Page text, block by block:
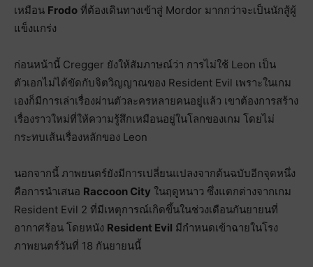
เหมือน Frodo ที่ต้องเดินทางเข้าสู่ Mordor มากกว่าจะเป็นนักสู้ผู้
แข็งแกร่ง
ก่อนหน้านี้ Cregger ยังให้สัมภาษณ์ว่า การไม่ใช้ Leon เป็น
ตัวเอกไม่ได้ขัดกับจิตวิญญาณของ Resident Evil เพราะในเกม
เองก็มีการเล่าเรื่องผ่านตัวละครหลายคนอยู่แล้ว เขาต้องการสร้าง
เรื่องราวใหม่ที่ให้ความรู้สึกเหมือนอยู่ในโลกของเกม โดยไม่
กระทบเส้นเรื่องหลักของ Leon
นอกจากนี้ ภาพยนตร์ยังมีการเปลี่ยนแปลงจากต้นฉบับอีกจุดหนึ่ง
คือการนำเสนอ Raccoon City ในฤดูหนาว ซึ่งแตกต่างจากเกม
Resident Evil 2 ที่มีเหตุการณ์เกิดขึ้นในช่วงเดือนกันยายนที่
อากาศร้อน โดยหนัง Resident Evil มีกำหนดเข้าฉายในโรง
ภาพยนตร์วันที่ 18 กันยายนนี้